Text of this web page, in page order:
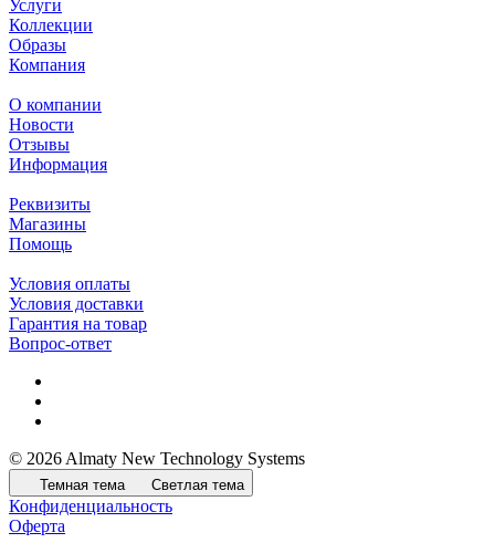
Услуги
Коллекции
Образы
Компания
О компании
Новости
Отзывы
Информация
Реквизиты
Магазины
Помощь
Условия оплаты
Условия доставки
Гарантия на товар
Вопрос-ответ
© 2026 Almaty New Technology Systems
Темная тема Светлая тема
Конфиденциальность
Оферта